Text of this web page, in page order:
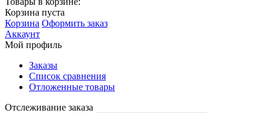
Корзина пуста
Корзина Оформить заказ
Аккаунт
Мой профиль
Заказы
Список сравнения
Отложенные товары
Отслеживание заказа